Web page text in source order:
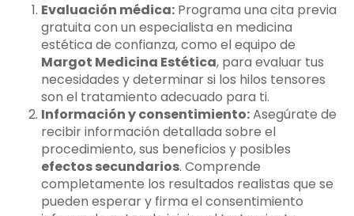
Evaluación médica: Programa una cita previa
gratuita con un especialista en medicina
estética de confianza, como el equipo de
Margot Medicina Estética, para evaluar tus
necesidades y determinar si los hilos tensores
son el tratamiento adecuado para ti.
Información y consentimiento:Asegúrate de
recibir información detallada sobre el
procedimiento, sus beneficios y posibles
efectos secundarios. Comprende
completamente los resultados realistas que se
pueden esperar y firma el consentimiento